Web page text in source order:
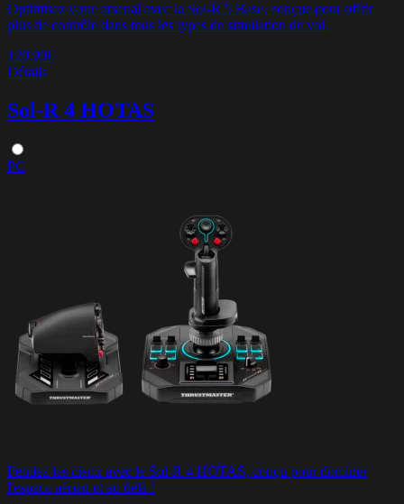
Optimisez votre arsenal avec la Sol-R 5 Base, conçue pour offrir
plus de contrôle dans tous les types de simulation de vol.
129.99€
Détails
Sol-R 4 HOTAS
PC
Fendez les cieux avec le Sol-R 4 HOTAS, conçu pour dominer
l'espace aérien et au délà !